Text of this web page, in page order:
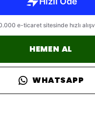
HEMEN AL
WHATSAPP